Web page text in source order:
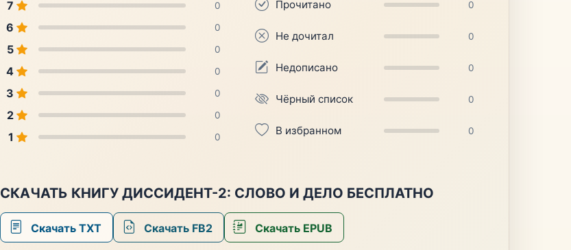
7 0
6 0
5 0
4 0
3 0
2 0
1 0
Прочитано 0
Не дочитал 0
Недописано 0
Чёрный список 0
В избранном 0
СКАЧАТЬ КНИГУ ДИССИДЕНТ-2: СЛОВО И ДЕЛО БЕСПЛАТНО
Скачать TXT Скачать FB2 Скачать EPUB